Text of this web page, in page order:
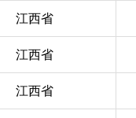
江西省
江西省
江西省